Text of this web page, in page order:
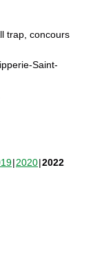
trap, concours
Saint-
2020 2022